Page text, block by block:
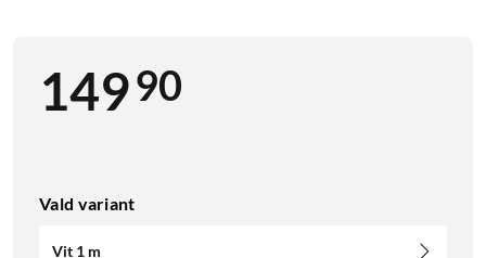
14990
Vald variant
Vit 1 m